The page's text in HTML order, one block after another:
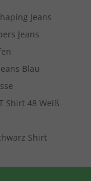
Jeans
Jeans
Blau
Shirt 48 Weiß
Shirt